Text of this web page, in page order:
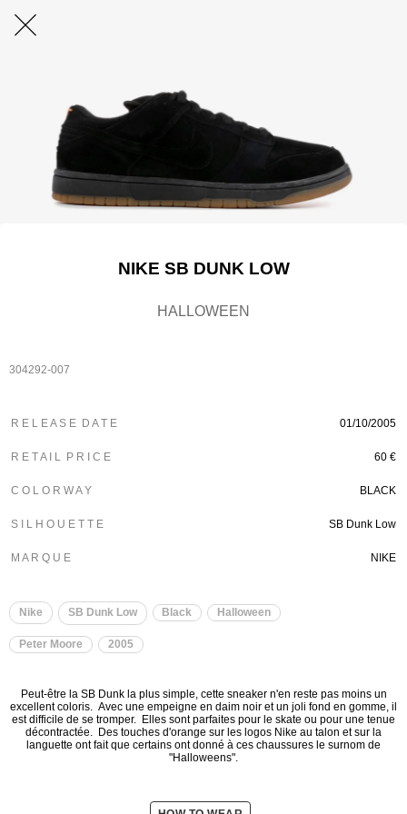
NIKE SB DUNK LOW
HALLOWEEN
304292-007
R E L E A S E D A T E 01/10/2005
R E T A I L P R I C E 60 €
C O L O R W A Y BLACK
S I L H O U E T T E SB Dunk Low
M A R Q U E NIKE
Nike SB Dunk Low Black Halloween
Peter Moore 2005
Peut-être la SB Dunk la plus simple, cette sneaker n'en reste pas moins un
excellent coloris. Avec une empeigne en daim noir et un joli fond en gomme, il
est difficile de se tromper. Elles sont parfaites pour le skate ou pour une tenue
décontractée. Des touches d'orange sur les logos Nike au talon et sur la
languette ont fait que certains ont donné à ces chaussures le surnom de
"Halloweens".